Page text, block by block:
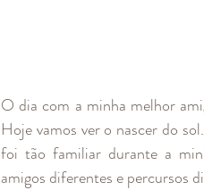
O dia com a minha melhor
Hoje vamos ver o nascer do
foi tão familiar durante a
amigos diferentes e percursos